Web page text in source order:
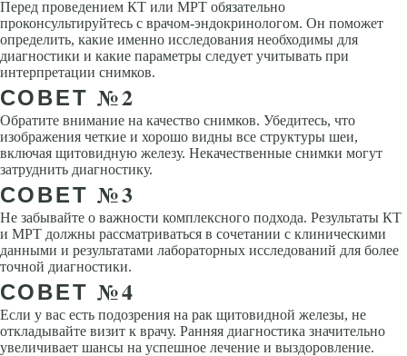
Перед проведением КТ или МРТ обязательно
проконсультируйтесь с врачом-эндокринологом. Он поможет
определить, какие именно исследования необходимы для
диагностики и какие параметры следует учитывать при
интерпретации снимков.
СОВЕТ №2
Обратите внимание на качество снимков. Убедитесь, что
изображения четкие и хорошо видны все структуры шеи,
включая щитовидную железу. Некачественные снимки могут
затруднить диагностику.
СОВЕТ №3
Не забывайте о важности комплексного подхода. Результаты КТ
и МРТ должны рассматриваться в сочетании с клиническими
данными и результатами лабораторных исследований для более
точной диагностики.
СОВЕТ №4
Если у вас есть подозрения на рак щитовидной железы, не
откладывайте визит к врачу. Ранняя диагностика значительно
увеличивает шансы на успешное лечение и выздоровление.